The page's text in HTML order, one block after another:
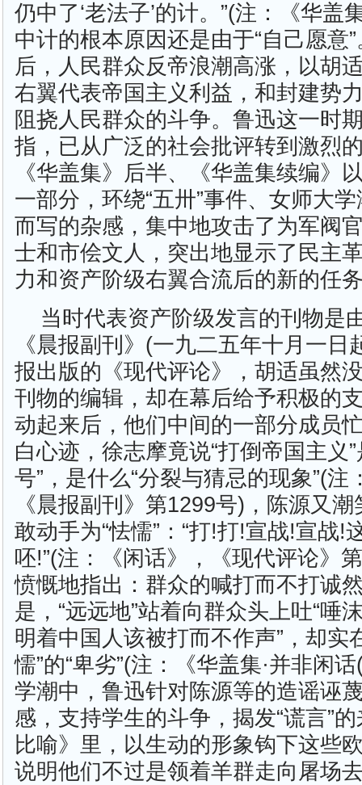
仍中了‘老法子’的计。”(注：《华盖
中计的根本原因还是由于“自己愿意”
后，人民群众反帝浪潮高涨，以胡
右翼代表帝国主义利益，和封建势
阻挠人民群众的斗争。鲁迅这一时
指，已从广泛的社会批评转到激烈
《华盖集》后半、《华盖集续编》
一部分，环绕“五卅”事件、女师大学
而写的杂感，集中地攻击了为军阀
士和市侩文人，突出地显示了民主
力和资产阶级右翼合流后的新的任
当时代表资产阶级发言的刊物是
《晨报副刊》(一九二五年十月一
报出版的《现代评论》，胡适虽然
刊物的编辑，却在幕后给予积极的
动起来后，他们中间的一部分成员
白心迹，徐志摩竟说“打倒帝国主义
号”，是什么“分裂与猜忌的现象”(注
《晨报副刊》第1299号)，陈源又
敢动手为“怯懦”：“打!打!宣战!宣战!
呸!”(注：《闲话》，《现代评论》
愤慨地指出：群众的喊打而不打诚
是，“远远地”站着向群众头上吐“唾
明着中国人该被打而不作声”，却实
懦”的“卑劣”(注：《华盖集·并非闲
学潮中，鲁迅针对陈源等的造谣诬
感，支持学生的斗争，揭发“谎言”
比喻》里，以生动的形象钩下这些
说明他们不过是领着羊群走向屠场